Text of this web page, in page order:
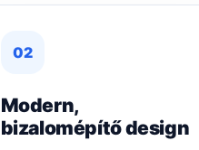
02
Modern,
bizalomépítő design